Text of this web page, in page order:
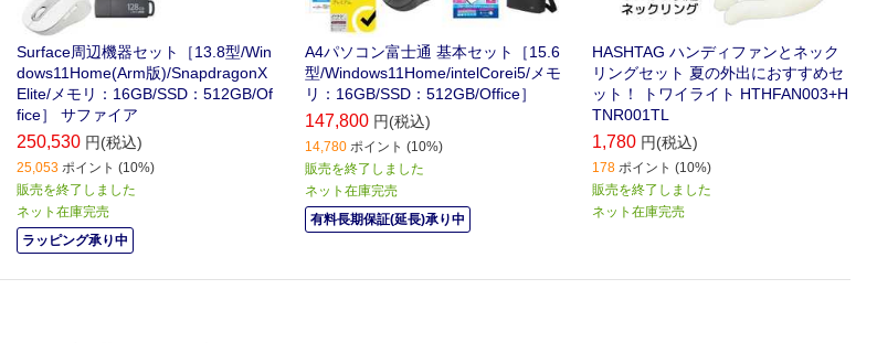
Surface周辺機器セット［13.8型/Win
dows11Home(Arm版)/SnapdragonX
Elite/メモリ：16GB/SSD：512GB/Of
fice］ サファイア
250,530 円(税込)
25,053 ポイント (10%)
販売を終了しました
ネット在庫完売
ラッピング承り中
A4パソコン富士通 基本セット［15.6
型/Windows11Home/intelCorei5/メモ
リ：16GB/SSD：512GB/Office］
147,800 円(税込)
14,780 ポイント (10%)
販売を終了しました
ネット在庫完売
有料長期保証(延長)承り中
HASHTAG ハンディファンとネック
リングセット 夏の外出におすすめセ
ット！ トワイライト HTHFAN003+H
TNR001TL
1,780 円(税込)
178 ポイント (10%)
販売を終了しました
ネット在庫完売